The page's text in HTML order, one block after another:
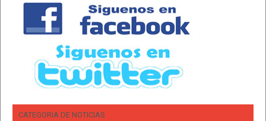
CATEGORIA DE NOTICIAS